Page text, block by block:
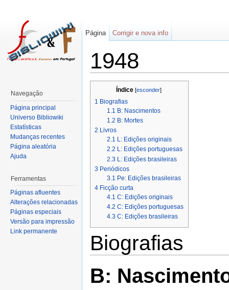
1948
Índice[esconder]
1 Biografias
1.1 B: Nascimentos
1.2 B: Mortes
2 Livros
2.1 L: Edições originais
2.2 L: Edições portuguesas
2.3 L: Edições brasileiras
3 Periódicos
3.1 Pe: Edições brasileiras
4 Ficção curta
4.1 C: Edições originais
4.2 C: Edições portuguesas
4.3 C: Edições brasileiras
Biografias
B:
Página Corrigir e nova info
Navegação
Página principal
Universo Bibliowiki
Estatísticas
Mudanças recentes
Página aleatória
Ajuda
Ferramentas
Páginas afluentes
Alterações relacionadas
Páginas especiais
Versão para impressão
Link permanente